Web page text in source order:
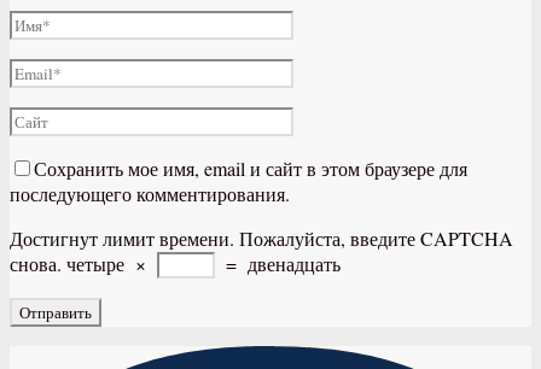
Сохранить мое имя, email и сайт в этом браузере для
последующего комментирования.
Достигнут лимит времени. Пожалуйста, введите CAPTCHA
снова. четыре × = двенадцать